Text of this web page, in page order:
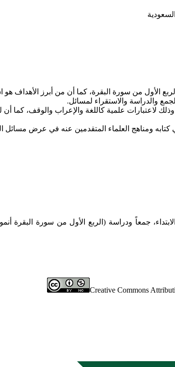
الأول من سورة البقرة، كما أن من أبرز الأهداف هو
والدراسة والاستقراء لمسائل.
لاعتبارات علمية كاللغة والإعراب والوقف، كما أن
ومناهج العلماء المتقدمين عنه في عرض مسائل